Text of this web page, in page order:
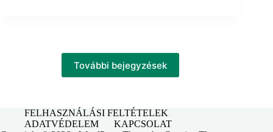
További bejegyzések
FELHASZNÁLÁSI FELTÉTELEK
ADATVÉDELEM
KAPCSOLAT